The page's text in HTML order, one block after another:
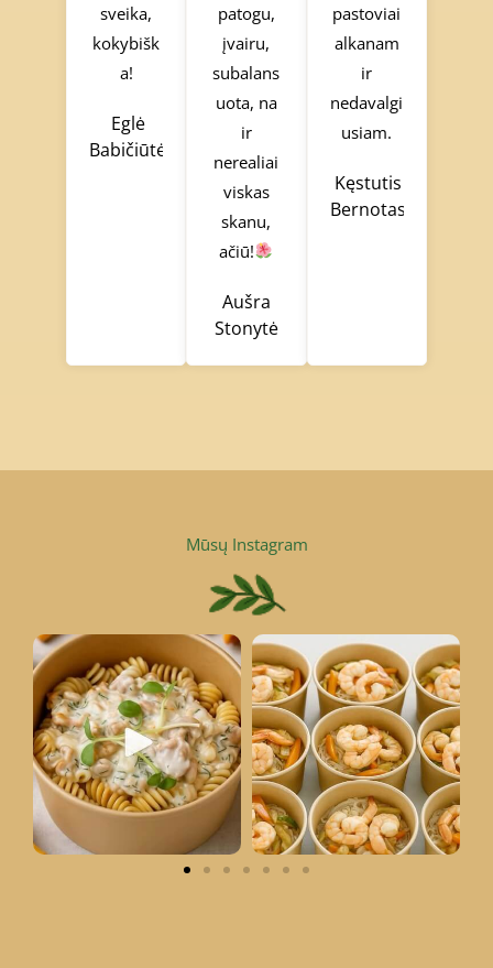
sveika,
kokybišk
a!
Eglė
Babičiūtė
patogu,
įvairu,
subalans
uota, na
ir
nerealiai
viskas
skanu,
ačiū!
Aušra
Stonytė
pastoviai
alkanam
ir
nedavalgi
usiam.
Kęstutis
Bernotas
Mūsų Instagram